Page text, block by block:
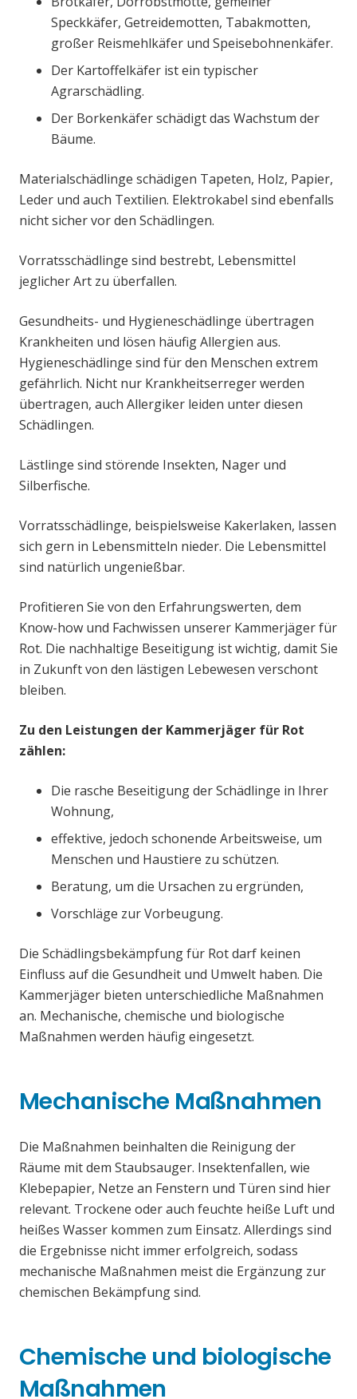
Speckkäfer, Getreidemotten, Tabakmotten,
großer Reismehlkäfer und Speisebohnenkäfer.
Der Kartoffelkäfer ist ein typischer
Agrarschädling.
Der Borkenkäfer schädigt das Wachstum der
Bäume.
Materialschädlinge schädigen Tapeten, Holz, Papier,
Leder und auch Textilien. Elektrokabel sind ebenfalls
nicht sicher vor den Schädlingen.
Vorratsschädlinge sind bestrebt, Lebensmittel
jeglicher Art zu überfallen.
Gesundheits- und Hygieneschädlinge übertragen
Krankheiten und lösen häufig Allergien aus.
Hygieneschädlinge sind für den Menschen extrem
gefährlich. Nicht nur Krankheitserreger werden
übertragen, auch Allergiker leiden unter diesen
Schädlingen.
Lästlinge sind störende Insekten, Nager und
Silberfische.
Vorratsschädlinge, beispielsweise Kakerlaken, lassen
sich gern in Lebensmitteln nieder. Die Lebensmittel
sind natürlich ungenießbar.
Profitieren Sie von den Erfahrungswerten, dem
Know-how und Fachwissen unserer Kammerjäger für
Rot. Die nachhaltige Beseitigung ist wichtig, damit Sie
in Zukunft von den lästigen Lebewesen verschont
bleiben.
Zu den Leistungen der Kammerjäger für Rot
zählen:
Die rasche Beseitigung der Schädlinge in Ihrer
Wohnung,
effektive, jedoch schonende Arbeitsweise, um
Menschen und Haustiere zu schützen.
Beratung, um die Ursachen zu ergründen,
Vorschläge zur Vorbeugung.
Die Schädlingsbekämpfung für Rot darf keinen
Einfluss auf die Gesundheit und Umwelt haben. Die
Kammerjäger bieten unterschiedliche Maßnahmen
an. Mechanische, chemische und biologische
Maßnahmen werden häufig eingesetzt.
Mechanische Maßnahmen
Die Maßnahmen beinhalten die Reinigung der
Räume mit dem Staubsauger. Insektenfallen, wie
Klebepapier, Netze an Fenstern und Türen sind hier
relevant. Trockene oder auch feuchte heiße Luft und
heißes Wasser kommen zum Einsatz. Allerdings sind
die Ergebnisse nicht immer erfolgreich, sodass
mechanische Maßnahmen meist die Ergänzung zur
chemischen Bekämpfung sind.
Chemische und biologische
Maßnahmen